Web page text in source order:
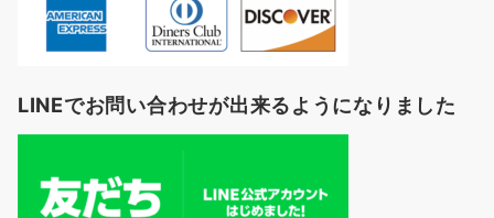
LINEでお問い合わせが出来るようになりました